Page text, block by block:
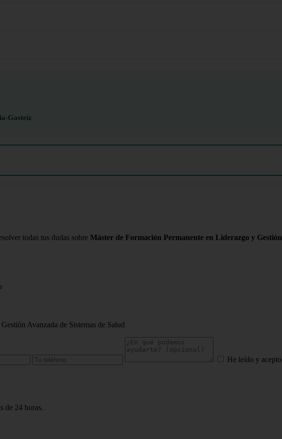
Gasteiz
todas tus dudas sobre Máster de Formación Permanente en Liderazgo y
Avanzada de Sistemas de Salud
He leído y
de 24 horas.